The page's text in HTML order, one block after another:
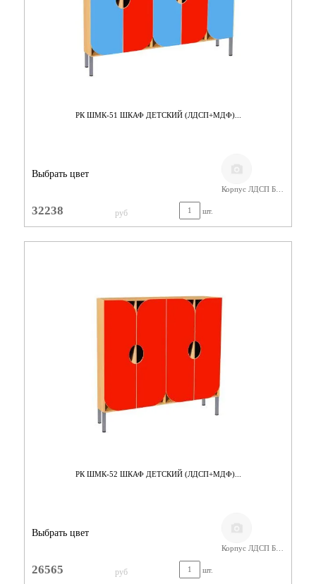
РК ШМК-51 ШКАФ ДЕТСКИЙ (ЛДСП+МДФ)...
Выбрать цвет
Корпус ЛДСП Бук,Фасады МДФ
32238 руб шт.
РК ШМК-52 ШКАФ ДЕТСКИЙ (ЛДСП+МДФ)...
Выбрать цвет
Корпус ЛДСП Бук,Фасады МДФ
26565 руб шт.